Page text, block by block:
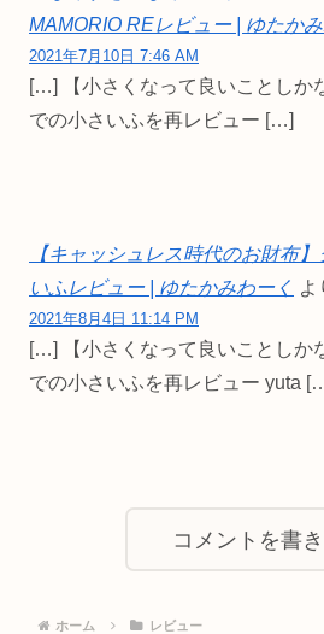
MAMORIO REレビュー | ゆたか
2021年7月10日 7:46 AM
[…] 【小さくなって良いことしか
での小さいふを再レビュー […]
【キャッシュレス時代のお財布
いふレビュー | ゆたかみわーく よ
2021年8月4日 11:14 PM
[…] 【小さくなって良いことしか
での小さいふを再レビュー yuta
コメントを書
ホーム レビュー